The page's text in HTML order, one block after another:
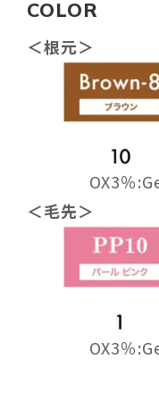
COLOR
＜根元＞
OX3％
＜毛先＞
OX3％